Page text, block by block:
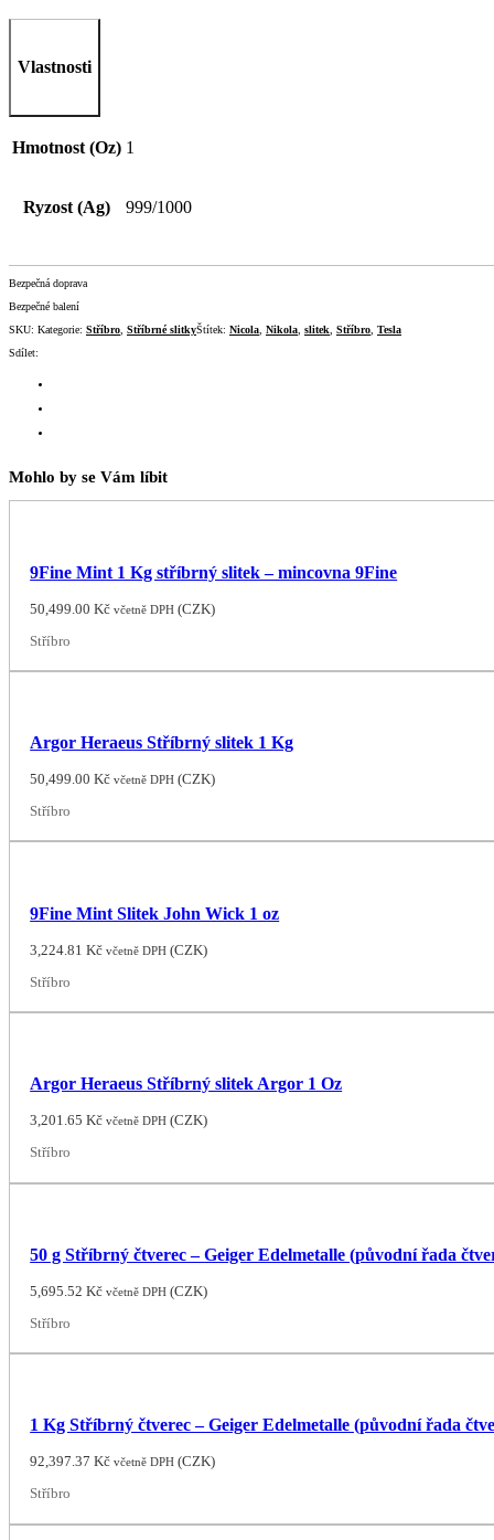
Vlastnosti
Hmotnost (Oz) 1
Ryzost (Ag) 999/1000
Bezpečná doprava
Bezpečné balení
SKU: Kategorie: Stříbro, Stříbrné slitkyŠtítek: Nicola, Nikola, slitek, Stříbro, Tesla
Sdílet:
Mohlo by se Vám líbit
9Fine Mint 1 Kg stříbrný slitek – mincovna 9Fine
50,499.00Kč včetně DPH (CZK)
Stříbro
Argor Heraeus Stříbrný slitek 1 Kg
50,499.00Kč včetně DPH (CZK)
Stříbro
9Fine Mint Slitek John Wick 1 oz
3,224.81Kč včetně DPH (CZK)
Stříbro
Argor Heraeus Stříbrný slitek Argor 1 Oz
3,201.65Kč včetně DPH (CZK)
Stříbro
50 g Stříbrný čtverec – Geiger Edelmetalle (původní řada
5,695.52Kč včetně DPH (CZK)
Stříbro
1 Kg Stříbrný čtverec – Geiger Edelmetalle (původní řada
92,397.37Kč včetně DPH (CZK)
Stříbro